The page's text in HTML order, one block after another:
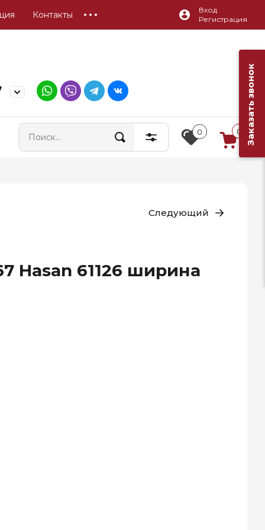
Контакты
Вход
Регистрация
0 0
Следующий
Hasan 61126 ширина
Заказать звонок